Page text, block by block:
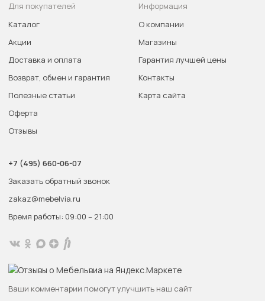
Для покупателей
Каталог
Акции
Доставка и оплата
Возврат, обмен и гарантия
Полезные статьи
Оферта
Отзывы
Информация
О компании
Магазины
Гарантия лучшей цены
Контакты
Карта сайта
+7 (495) 660-06-07
Заказать обратный звонок
zakaz@mebelvia.ru
Время работы: 09:00 – 21:00
Ваши комментарии помогут улучшить наш сайт